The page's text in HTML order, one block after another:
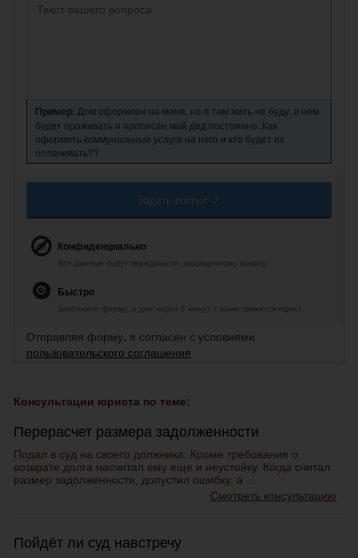
Пример: Дом оформлен на меня, но я там жить не буду, в нем
будет проживать и прописан мой дед постоянно. Как
оформить коммунальные услуги на него и кто будет их
оплачивать??
Задать вопрос
Конфиденциально
Все данные будут переданы по защищенному каналу.
Быстро
Заполните форму, и уже через 5 минут с вами свяжется юрист.
Отправляя форму, я согласен с условиями
пользовательского соглашения
Консультации юриста по теме:
Перерасчет размера задолженности
Подал в суд на своего должника. Кроме требования о
возврате долга насчитал ему еще и неустойку. Когда считал
размер задолженности, допустил ошибку, а ...
Смотреть консультацию
Пойдёт ли суд навстречу